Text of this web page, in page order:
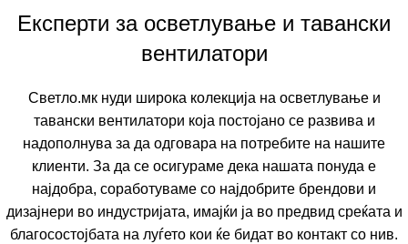
Експерти за осветлување и тавански
вентилатори
Светло.мк нуди широка колекција на осветлување и
тавански вентилатори која постојано се развива и
надополнува за да одговара на потребите на нашите
клиенти. За да се осигураме дека нашата понуда е
најдобра, соработуваме со најдобрите брендови и
дизајнери во индустријата, имајќи ја во предвид среќата и
благосостојбата на луѓето кои ќе бидат во контакт со нив.